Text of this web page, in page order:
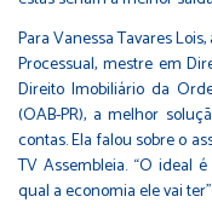
Para Vanessa Tavares
Processual, mestre em
Direito Imobiliário da
(OAB-PR), a melhor
contas. Ela falou sobre o
TV Assembleia. “O ideal
qual a economia ele vai